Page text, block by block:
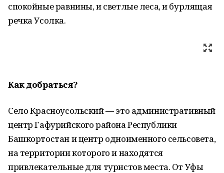
спокойные равнины, и светлые леса, и бурлящая
речка Усолка.
Как добраться?
Село Красноусольский — это административный
центр Гафурийского района Республики
Башкортостан и центр одноименного сельсовета,
на территории которого и находятся
привлекательные для туристов места. От Уфы